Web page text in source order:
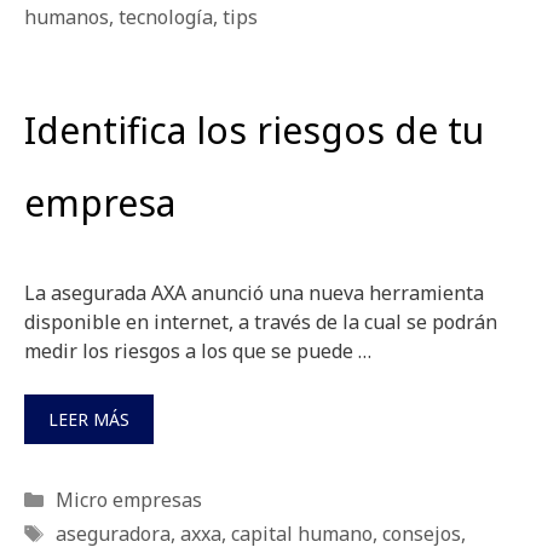
humanos, tecnología, tips
Identifica los riesgos de tu
empresa
La asegurada AXA anunció una nueva herramienta
disponible en internet, a través de la cual se podrán
medir los riesgos a los que se puede …
LEER MÁS
Categorías
Micro empresas
Etiquetas
aseguradora, axxa, capital humano, consejos,